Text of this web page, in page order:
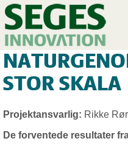
STOR SKALA
Projektansvarlig: Rikke
De forventede resultater